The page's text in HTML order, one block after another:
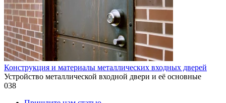
Конструкция и материалы металлических входных дверей
Устройство металлической входной двери и её основные
038